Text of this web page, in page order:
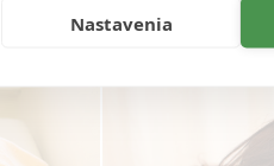
Nastavenia